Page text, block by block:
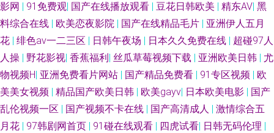
嫩屄 成人看片网站 91免费视频网页版 91宅男在线视频 影音先锋av资源一区
日韩福利在线 91影音资源 成人精品日韩精品 国产青青香蕉在线91 久久狼人
日韩精品aV无码 亚洲网站黄 91超碰网站 91人妻吸奶水91网站 超碰cop 久草
网精品在线 欧美日韩国产骚熟 婷婷丁香一区二区三区 91国产原创大香蕉 91
影网 | 91免费观| 国产在线播放观看 | 豆花日韩欧美 | 精东AV| 黑
料综合在线 | 欧美恋夜影院 | 国产在线精品毛片 | 亚洲伊人五月
花 | 绯色av一二三区 | 日韩午夜场 | 日本久久免费在线 | 超碰97人
人操 | 野花影视| 香蕉福利| 丝瓜草莓视频下载 | 亚洲欧美日韩 | 尤
物视频H| 亚洲免费看片网站 | 国产精品免费看 | 91专区视频 | 欧
美美女视频 | 精品国产欧美日韩 | 欧美gayv| 日本欧美电影 | 国产
乱伦视频一区 | 国产视频不卡在线 | 国产高清成人 | 激情综合五
月花 | 97韩剧网首页 | 91碰在线观看 | 四虎试看| 日韩无码伦理 |